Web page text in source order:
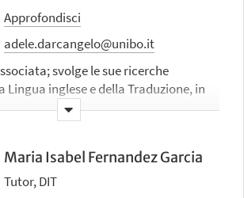
Approfondisci
adele.darcangelo@unibo.it
svolge le sue ricerche
inglese e della Traduzione, in
traduzione letteraria e teatrale, sulle
e sulla didattica della traduzione
Maria Isabel Fernandez Garcia
Tutor, DIT